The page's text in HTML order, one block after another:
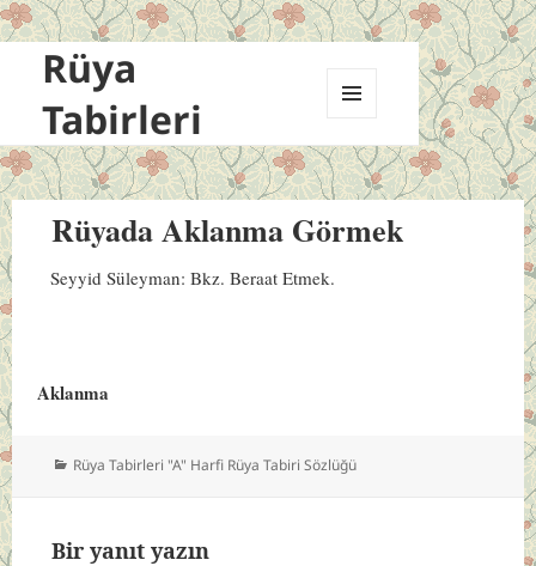
Rüya
Tabirleri
VE
BILEŞENLER
Rüyada Aklanma Görmek
Seyyid Süleyman: Bkz. Beraat Etmek.
Aklanma
Kategoriler
Rüya Tabirleri "A" Harfi Rüya Tabiri Sözlüğü
Bir yanıt yazın